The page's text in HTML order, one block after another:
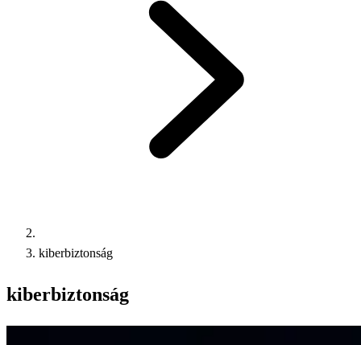
kiberbiztonság
kiberbiztonság